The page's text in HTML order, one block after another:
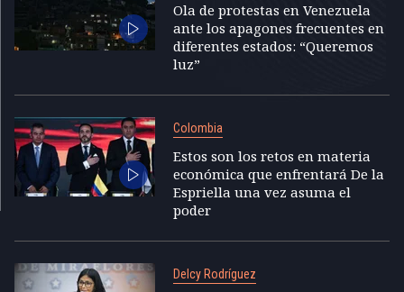
Ola de protestas en Venezuela
ante los apagones frecuentes en
diferentes estados: “Queremos
luz”
Colombia
Estos son los retos en materia
económica que enfrentará De la
Espriella una vez asuma el
poder
Delcy Rodríguez